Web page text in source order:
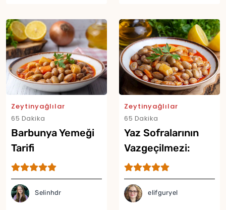
Zeytinyağlılar
65 Dakika
Barbunya Yemeği
Tarifi
Selinhdr
Zeytinyağlılar
65 Dakika
Yaz Sofralarının
Vazgeçilmezi:
Zeytinyağlı
Barbunya Tarifi
elifguryel